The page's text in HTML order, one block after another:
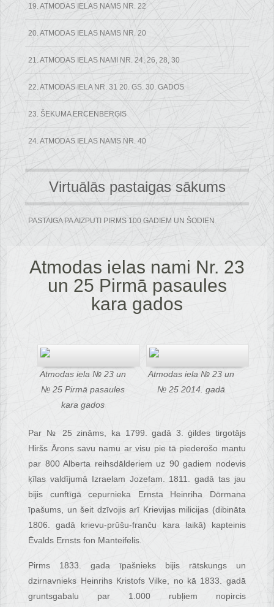
19. ATMODAS IELAS NAMS NR. 22
20. ATMODAS IELAS NAMS NR. 20
21. ATMODAS IELAS NAMI NR. 24, 26, 28, 30
22. ATMODAS IELA NR. 31 20. GS. 30. GADOS
23. ŠEKUMA ERCENBERĢIS
24. ATMODAS IELAS NAMS NR. 40
Virtuālās pastaigas sākums
PASTAIGA PA AIZPUTI PIRMS 100 GADIEM UN ŠODIEN
Atmodas ielas nami Nr. 23
un 25 Pirmā pasaules
kara gados
Atmodas iela № 23 un
№ 25 Pirmā pasaules
kara gados
Atmodas iela № 23 un
№ 25 2014. gadā
Par № 25 zināms, ka 1799. gadā 3. ģildes tirgotājs
Hiršs Ārons savu namu ar visu pie tā piederošo mantu
par 800 Alberta reihsdālderiem uz 90 gadiem nodevis
ķīlas valdījumā Izraelam Jozefam. 1811. gadā tas jau
bijis cunftīgā cepurnieka Ernsta Heinriha Dōrmana
īpašums, un šeit dzīvojis arī Krievijas milicijas (dibināta
1806. gadā krievu-prūšu-franču kara laikā) kapteinis
Ēvalds Ernsts fon Manteifelis.
Pirms 1833. gada īpašnieks bijis rātskungs un
dzirnavnieks Heinrihs Kristofs Vilke, no kā 1833. gadā
gruntsgabalu par 1.000 rubļiem nopircis